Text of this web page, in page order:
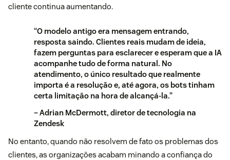
cliente continua aumentando.
“O modelo antigo era mensagem entrando,
resposta saindo. Clientes reais mudam de ideia,
fazem perguntas para esclarecer e esperam que a IA
acompanhe tudo de forma natural. No
atendimento, o único resultado que realmente
importa é a resolução e, até agora, os bots tinham
certa limitação na hora de alcançá-la.”
– Adrian McDermott, diretor de tecnologia na
Zendesk
No entanto, quando não resolvem de fato os problemas dos
clientes, as organizações acabam minando a confiança do